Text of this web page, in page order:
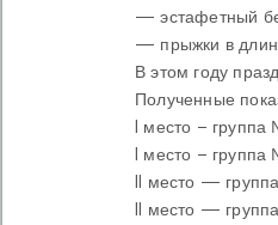
— эстафетный
— прыжки в
В этом году
Полученные
I место –
I место – группа
II место —
II место —